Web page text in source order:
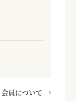
会員について →